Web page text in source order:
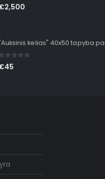
2,500
kelias" 40x50 tapyba
45